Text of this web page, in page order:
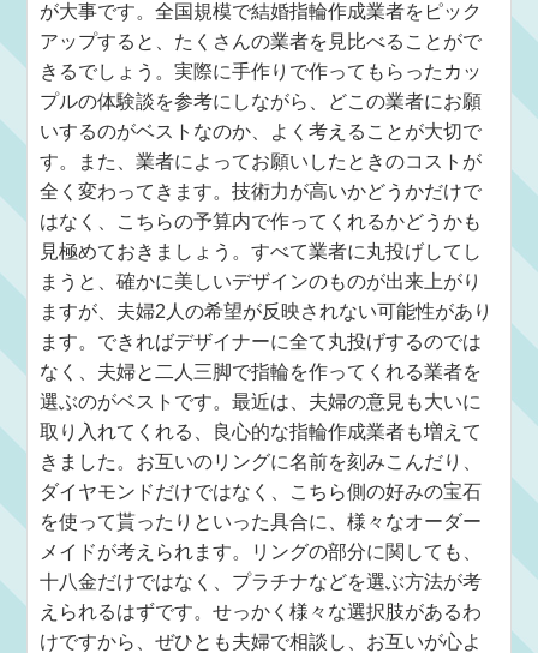
が大事です。全国規模で結婚指輪作成業者をピック
アップすると、たくさんの業者を見比べることがで
きるでしょう。実際に手作りで作ってもらったカッ
プルの体験談を参考にしながら、どこの業者にお願
いするのがベストなのか、よく考えることが大切で
す。また、業者によってお願いしたときのコストが
全く変わってきます。技術力が高いかどうかだけで
はなく、こちらの予算内で作ってくれるかどうかも
見極めておきましょう。すべて業者に丸投げしてし
まうと、確かに美しいデザインのものが出来上がり
ますが、夫婦2人の希望が反映されない可能性があり
ます。できればデザイナーに全て丸投げするのでは
なく、夫婦と二人三脚で指輪を作ってくれる業者を
選ぶのがベストです。最近は、夫婦の意見も大いに
取り入れてくれる、良心的な指輪作成業者も増えて
きました。お互いのリングに名前を刻みこんだり、
ダイヤモンドだけではなく、こちら側の好みの宝石
を使って貰ったりといった具合に、様々なオーダー
メイドが考えられます。リングの部分に関しても、
十八金だけではなく、プラチナなどを選ぶ方法が考
えられるはずです。せっかく様々な選択肢があるわ
けですから、ぜひとも夫婦で相談し、お互いが心よ